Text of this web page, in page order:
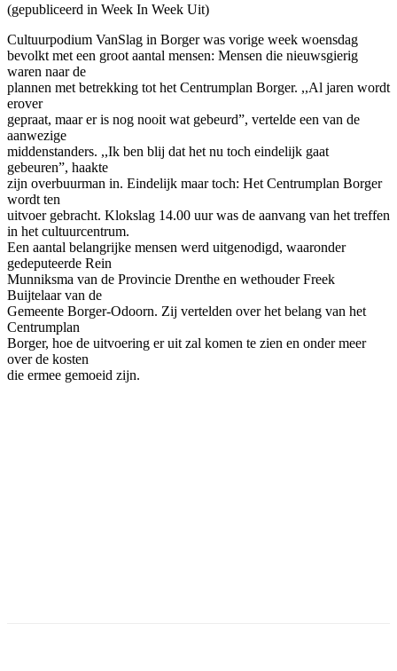
(gepubliceerd in Week In Week Uit)
Cultuurpodium VanSlag in Borger was vorige week woensdag
bevolkt met een groot aantal mensen: Mensen die nieuwsgierig
waren naar de
plannen met betrekking tot het Centrumplan Borger. ,,Al jaren wordt
erover
gepraat, maar er is nog nooit wat gebeurd”, vertelde een van de
aanwezige
middenstanders. ,,Ik ben blij dat het nu toch eindelijk gaat
gebeuren”, haakte
zijn overbuurman in. Eindelijk maar toch: Het Centrumplan Borger
wordt ten
uitvoer gebracht. Klokslag 14.00 uur was de aanvang van het treffen
in het cultuurcentrum.
Een aantal belangrijke mensen werd uitgenodigd, waaronder
gedeputeerde Rein
Munniksma van de Provincie Drenthe en wethouder Freek
Buijtelaar van de
Gemeente Borger-Odoorn. Zij vertelden over het belang van het
Centrumplan
Borger, hoe de uitvoering er uit zal komen te zien en onder meer
over de kosten
die ermee gemoeid zijn.